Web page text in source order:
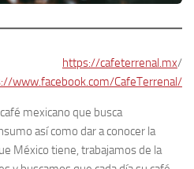
https://cafeterrenal.mx/
www.facebook.com/CafeTerrenal/
mexicano que busca
así como dar a conocer la
México tiene, trabajamos de la